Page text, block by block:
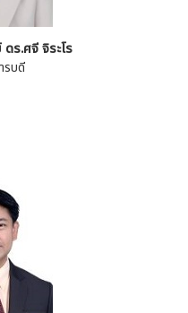
ร.ศจี จิระโร
รบดี